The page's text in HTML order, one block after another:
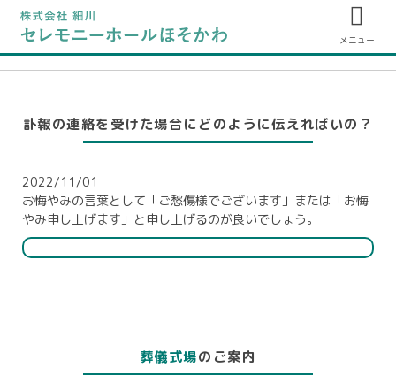
メニュー
訃報の連絡を受けた場合にどのように伝えればいの？
2022/11/01
お悔やみの言葉として「ご愁傷様でございます」または「お悔
やみ申し上げます」と申し上げるのが良いでしょう。
葬儀式場のご案内